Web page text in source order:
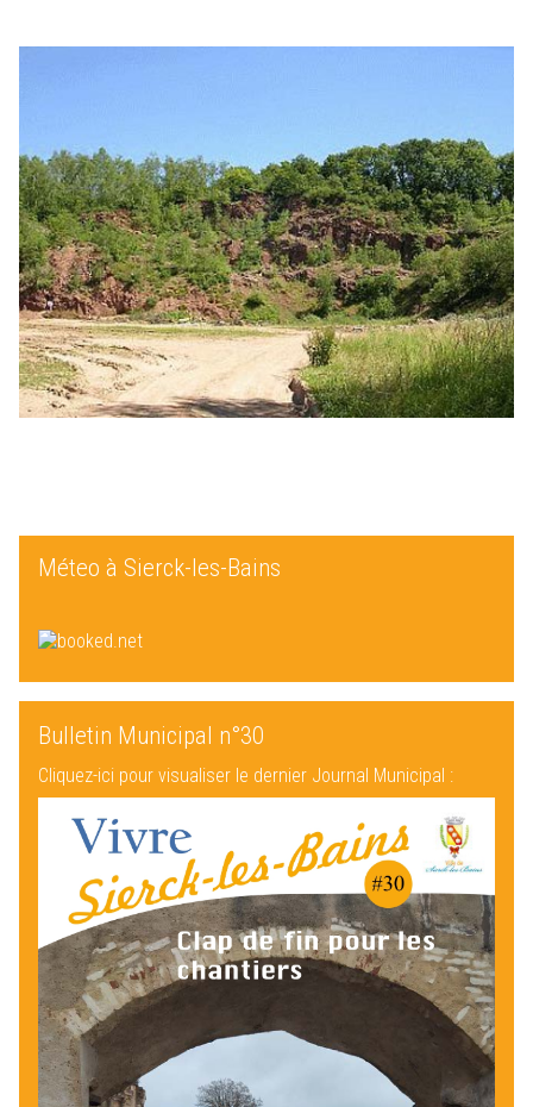
Méteo à Sierck-les-Bains
Bulletin Municipal n°30
Cliquez-ici pour visualiser le dernier Journal Municipal :